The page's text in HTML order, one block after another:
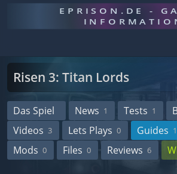
EPRISON.DE -
Risen 3: Titan Lords
Das Spiel News 1 Tests 1
Videos 3 Lets Plays 0 Guides 1
Mods 0 Files 0 Reviews 6